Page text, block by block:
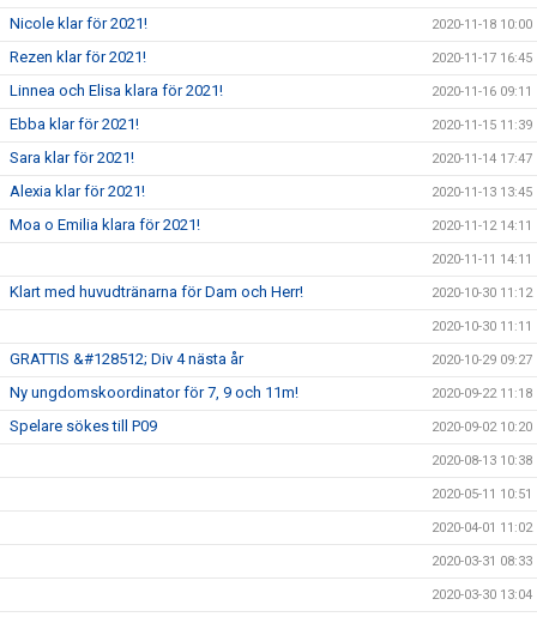
Nicole klar för 2021! 2020-11-18 10:00
Rezen klar för 2021! 2020-11-17 16:45
Linnea och Elisa klara för 2021! 2020-11-16 09:11
Ebba klar för 2021! 2020-11-15 11:39
Sara klar för 2021! 2020-11-14 17:47
Alexia klar för 2021! 2020-11-13 13:45
Moa o Emilia klara för 2021! 2020-11-12 14:11
2020-11-11 14:11
Klart med huvudtränarna för Dam och Herr! 2020-10-30 11:12
2020-10-30 11:11
GRATTIS &#128512; Div 4 nästa år 2020-10-29 09:27
Ny ungdomskoordinator för 7, 9 och 11m! 2020-09-22 11:18
Spelare sökes till P09 2020-09-02 10:20
2020-08-13 10:38
2020-05-11 10:51
2020-04-01 11:02
2020-03-31 08:33
2020-03-30 13:04